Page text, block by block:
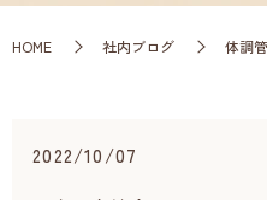
HOME 社内ブログ 体調
2022/10/07